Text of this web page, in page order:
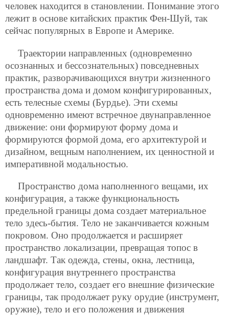
человек находится в становлении. Понимание этого
лежит в основе китайских практик Фен-Шуй, так
сейчас популярных в Европе и Америке.
Траектории направленных (одновременно
осознанных и бессознательных) повседневных
практик, разворачивающихся внутри жизненного
пространства дома и домом конфигурированных,
есть телесные схемы (Бурдье). Эти схемы
одновременно имеют встречное двунаправленное
движение: они формируют форму дома и
формируются формой дома, его архитектурой и
дизайном, вещным наполнением, их ценностной и
императивной модальностью.
Пространство дома наполненного вещами, их
конфигурация, а также функциональность
предельной границы дома создает материальное
тело здесь-бытия. Тело не заканчивается кожным
покровом. Оно продолжается и расширяет
пространство локализации, превращая топос в
ландшафт. Так одежда, стены, окна, лестница,
конфигурация внутреннего пространства
продолжает тело, создает его внешние физические
границы, так продолжает руку орудие (инструмент,
оружие), тело и его положения и движения